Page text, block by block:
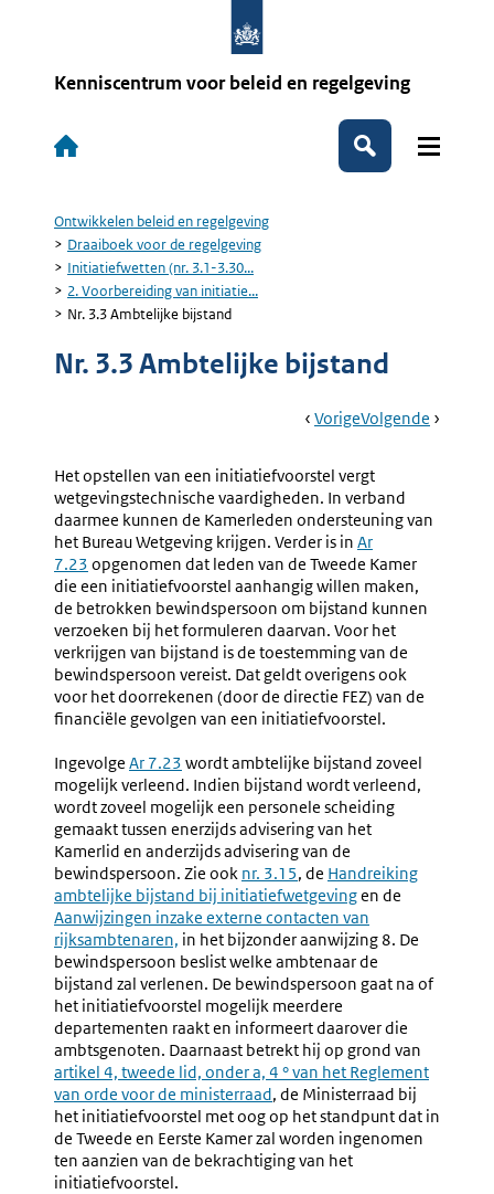
Kenniscentrum voor beleid en regelgeving
Hoofdnavigatie
Zoeken
Kruimelpad
Ontwikkelen beleid en regelgeving
Draaiboek voor de regelgeving
Initiatiefwetten (nr. 3.1-3.30...
2. Voorbereiding van initiatie...
Nr. 3.3 Ambtelijke bijstand
Nr. 3.3 Ambtelijke bijstand
Book
Ga
VorigePagina:
Voorbereiding
Door
Kamerleden
Ga
Volgende Pagina:
Het opstellen van een initiatiefvoorstel vergt
wetgevingstechnische vaardigheden. In verband
daarmee kunnen de Kamerleden ondersteuning van
het Bureau Wetgeving krijgen. Verder is in Ar
7.23 opgenomen dat leden van de Tweede Kamer
die een initiatiefvoorstel aanhangig willen maken,
de betrokken bewindspersoon om bijstand kunnen
verzoeken bij het formuleren daarvan. Voor het
verkrijgen van bijstand is de toestemming van de
bewindspersoon vereist. Dat geldt overigens ook
voor het doorrekenen (door de directie FEZ) van de
financiële gevolgen van een initiatiefvoorstel.
Ingevolge Ar 7.23 wordt ambtelijke bijstand zoveel
mogelijk verleend. Indien bijstand wordt verleend,
wordt zoveel mogelijk een personele scheiding
gemaakt tussen enerzijds advisering van het
Kamerlid en anderzijds advisering van de
bewindspersoon. Zie ook nr. 3.15, de Handreiking
ambtelijke bijstand bij initiatiefwetgevingen de
Aanwijzingen inzake externe contacten van
rijksambtenaren, in het bijzonder aanwijzing 8. De
bewindspersoon beslist welke ambtenaar de
bijstand zal verlenen. De bewindspersoon gaat na of
het initiatiefvoorstel mogelijk meerdere
departementen raakt en informeert daarover die
ambtsgenoten. Daarnaast betrekt hij op grond van
link:
artikel 4, tweede lid, onder a, 4 ° van het Reglement
van orde voor de ministerraad, de Ministerraad bij
het initiatiefvoorstel met oog op het standpunt dat in
de Tweede en Eerste Kamer zal worden ingenomen
ten aanzien van de bekrachtiging van het
initiatiefvoorstel.